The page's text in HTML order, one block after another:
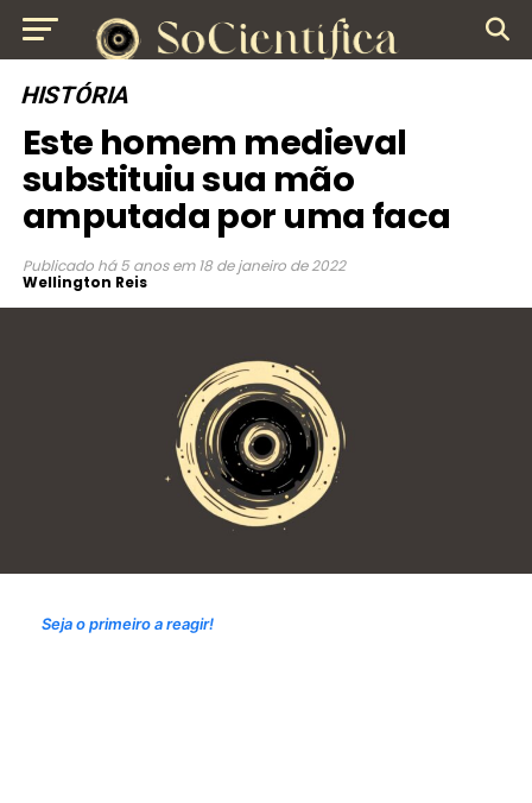
HISTÓRIA
Este homem medieval
substituiu sua mão
amputada por uma faca
Publicado há 5 anos em 18 de janeiro de 2022
Wellington Reis
Seja o primeiro a reagir!